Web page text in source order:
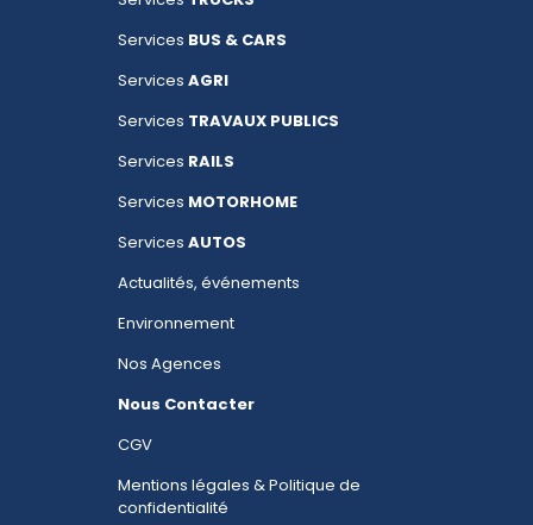
Services BUS & CARS
Services AGRI
Services TRAVAUX PUBLICS
Services RAILS
Services MOTORHOME
Services AUTOS
Actualités, événements
Environnement
Nos Agences
Nous Contacter
CGV
Mentions légales & Politique de
confidentialité